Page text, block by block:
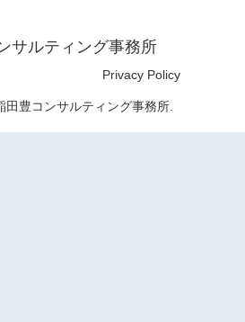
サルティング事務所
Privacy Policy
豊コンサルティング事務所.